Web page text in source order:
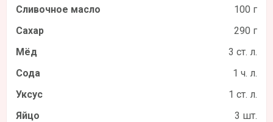
Сливочное масло
100 г
Сахар
290 г
Мёд
3 ст. л.
Сода
1 ч. л.
Уксус
1 ст. л.
Яйцо
3 шт.